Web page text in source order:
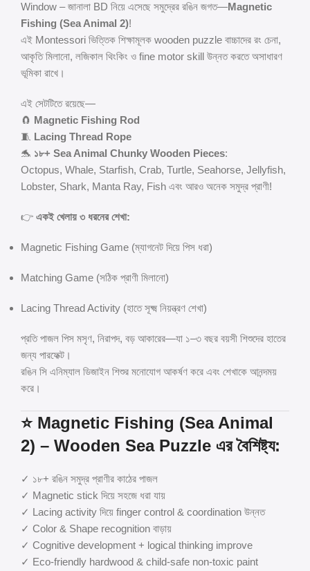
Window – জানালা BD নিয়ে এসেছে সমুদ্রের রঙিন জগত—Magnetic
Fishing (Sea Animal 2)!
এই Montessori ভিত্তিক শিক্ষামূলক wooden puzzle বাচ্চাদের রং চেনা,
আকৃতি মিলানো, লজিকাল থিংকিং ও fine motor skill উন্নত করতে অসাধারণ
ভূমিকা রাখে।
এই সেটটিতে রয়েছে—
🧲 Magnetic Fishing Rod
🧵 Lacing Thread Rope
🐬 ১৮+ Sea Animal Chunky Wooden Pieces:
Octopus, Whale, Starfish, Crab, Turtle, Seahorse, Jellyfish,
Lobster, Shark, Manta Ray, Fish এবং আরও অনেক সমুদ্র প্রাণী!
👉 একই খেলায় ৩ ধরনের শেখা:
Magnetic Fishing Game (ম্যাগনেট দিয়ে পিস ধরা)
Matching Game (সঠিক প্রাণী মিলানো)
Lacing Thread Activity (হাতে সূক্ষ্ম নিয়ন্ত্রণ শেখা)
প্রতি পাজল পিস মসৃণ, নিরাপদ, বড় আকারের—যা ১–৩ বছর বয়সী শিশুদের হাতের
জন্য পারফেক্ট।
রঙিন সি এনিম্যাল ডিজাইন শিশুর মনোযোগ আকর্ষণ করে এবং শেখাকে আনন্দময়
করে।
⭐ Magnetic Fishing (Sea Animal
2) – Wooden Sea Puzzle এর বৈশিষ্ট্য:
✓ ১৮+ রঙিন সমুদ্র প্রাণীর কাঠের পাজল
✓ Magnetic stick দিয়ে সহজে ধরা যায়
✓ Lacing activity দিয়ে finger control & coordination উন্নত
✓ Color & Shape recognition বাড়ায়
✓ Cognitive development + logical thinking improve
✓ Eco-friendly hardwood & child-safe non-toxic paint